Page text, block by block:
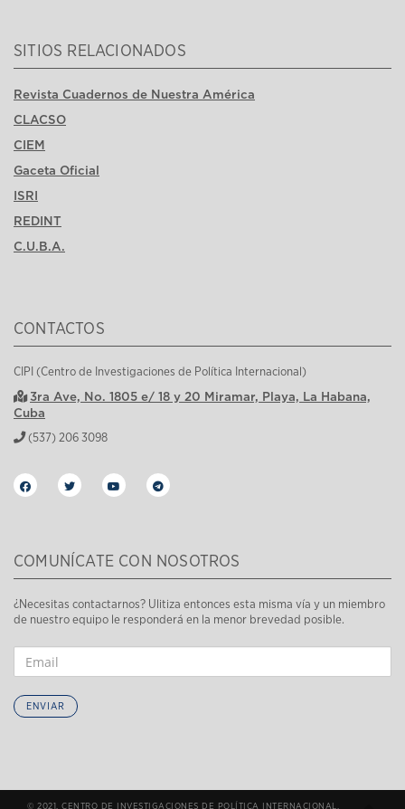
SITIOS RELACIONADOS
Revista Cuadernos de Nuestra América
CLACSO
CIEM
Gaceta Oficial
ISRI
REDINT
C.U.B.A.
CONTACTOS
CIPI (Centro de Investigaciones de Política Internacional)
3ra Ave, No. 1805 e/ 18 y 20 Miramar, Playa, La Habana,
Cuba
(537) 206 3098
COMUNÍCATE CON NOSOTROS
¿Necesitas contactarnos? Ulitiza entonces esta misma vía y un miembro
de nuestro equipo le responderá en la menor brevedad posible.
ENVIAR
© 2021. CENTRO DE INVESTIGACIONES DE POLÍTICA INTERNACIONAL.